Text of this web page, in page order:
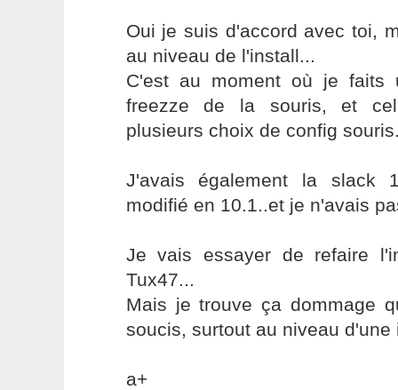
Oui je suis d'accord avec toi,
au niveau de l'install...
C'est au moment où je faits
freezze de la souris, et
plusieurs choix de config
J'avais également la slack
modifié en 10.1..et je n'avais
Je vais essayer de refaire
Tux47...
Mais je trouve ça dommage
soucis, surtout au niveau d'une
a+